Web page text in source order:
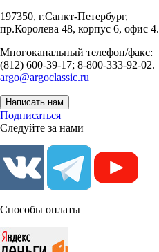
197350, г.Санкт-Петербург,
пр.Королева 48, корпус 6, офис 4.
Многоканальный телефон/факс:
(812) 600-39-17; 8-800-333-92-02.
argo@argoclassic.ru
Написать нам
Подписаться
Следуйте за нами
Способы оплаты